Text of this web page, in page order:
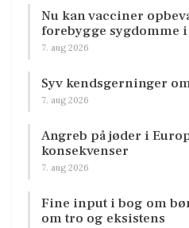
Nu kan vacciner
forebygge sygdomme
7. aug 2026
Syv kendsgerninger
7. aug 2026
Angreb på jøder i
konsekvenser
7. aug 2026
Fine input i bog om
om tro og eksistens